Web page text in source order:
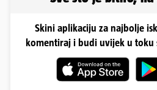
Skini aplikaciju za najbolje
komentiraj i budi uvijek u toku